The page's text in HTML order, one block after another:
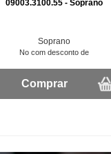
09003.3100.55 - Soprano
Soprano
No com desconto de
Comprar